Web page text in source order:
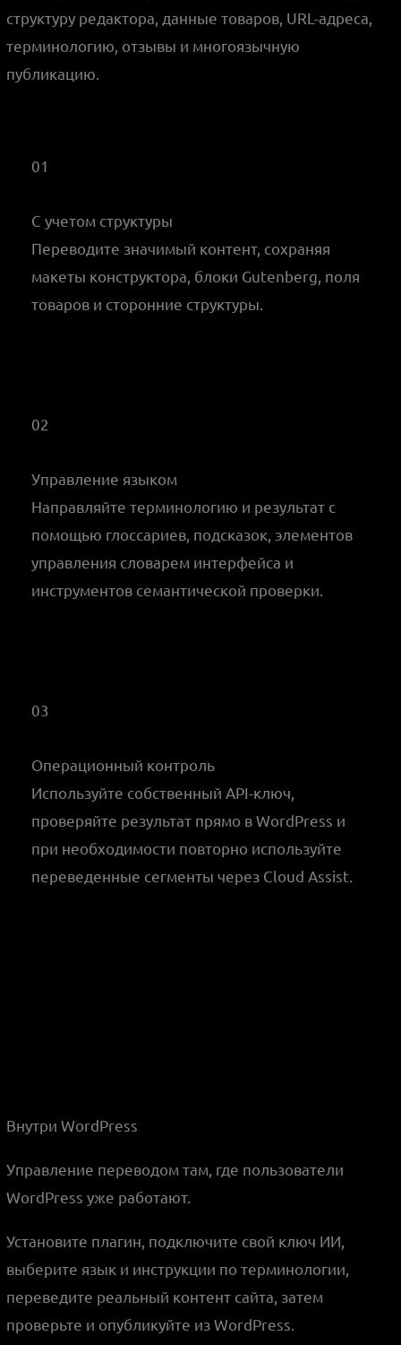
структуру редактора, данные товаров, URL-адреса,
терминологию, отзывы и многоязычную
публикацию.
01
С учетом структуры
Переводите значимый контент, сохраняя
макеты конструктора, блоки Gutenberg, поля
товаров и сторонние структуры.
02
Управление языком
Направляйте терминологию и результат с
помощью глоссариев, подсказок, элементов
управления словарем интерфейса и
инструментов семантической проверки.
03
Операционный контроль
Используйте собственный API-ключ,
проверяйте результат прямо в WordPress и
при необходимости повторно используйте
переведенные сегменты через Cloud Assist.
Внутри WordPress
Управление переводом там, где пользователи
WordPress уже работают.
Установите плагин, подключите свой ключ ИИ,
выберите язык и инструкции по терминологии,
переведите реальный контент сайта, затем
проверьте и опубликуйте из WordPress.